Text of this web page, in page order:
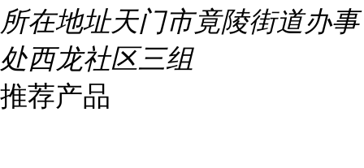
所在地址天门市竟陵街道办事
处西龙社区三组
推荐产品